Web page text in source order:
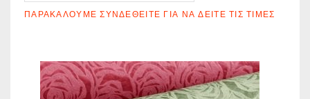
ΠΑΡΑΚΑΛΟΎΜΕ ΣΥΝΔΕΘΕΊΤΕ ΓΙΑ ΝΑ ΔΕΊΤΕ ΤΙΣ ΤΙΜΈΣ